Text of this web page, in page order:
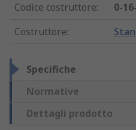
Codice costruttore:
0-
Costruttore:
Specifiche
Normative
Dettagli prodotto